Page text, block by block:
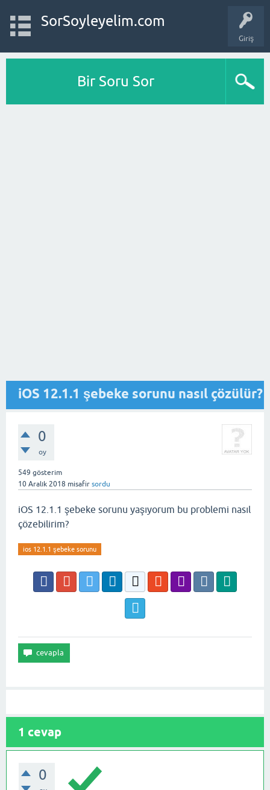
Giriş
SorSoyleyelim.com
Bir Soru Sor
iOS 12.1.1 şebeke sorunu nasıl çözülür?
0
oy
549 gösterim
10 Aralık 2018 misafir sordu
iOS 12.1.1 şebeke sorunu yaşıyorum bu problemi nasıl
çözebilirim?
ios 12.1.1 şebeke sorunu
1 cevap
0